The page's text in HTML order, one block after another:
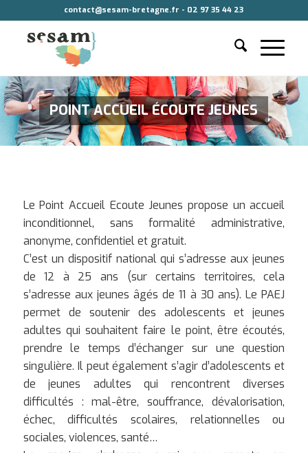
contact@sesam-bretagne.fr - 02 97 35 44 23
POINT ACCUEIL ÉCOUTE JEUNES
Le Point Accueil Ecoute Jeunes propose un accueil
inconditionnel, sans formalité administrative,
anonyme, confidentiel et gratuit.
C’est un dispositif national qui s’adresse aux jeunes
de 12 à 25 ans (sur certains territoires, cela
s’adresse aux jeunes âgés de 11 à 30 ans). Le PAEJ
permet de soutenir des adolescents et jeunes
adultes qui souhaitent faire le point, être écoutés,
prendre le temps d’échanger sur une question
singulière. Il peut également s’agir d’adolescents et
de jeunes adultes qui rencontrent diverses
difficultés : mal-être, souffrance, dévalorisation,
échec, difficultés scolaires, relationnelles ou
sociales, violences, santé…